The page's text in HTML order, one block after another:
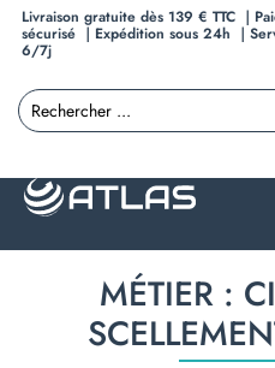
Livraison gratuite dès 139 € TTC ｜
sécurisé ｜Expédition sous 24h ｜
6/7j
MÉTIER :